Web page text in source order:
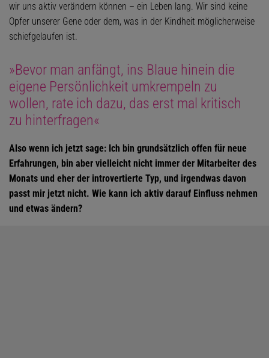
wir uns aktiv verändern können – ein Leben lang. Wir sind keine
Opfer unserer Gene oder dem, was in der Kindheit möglicherweise
schiefgelaufen ist.
»Bevor man anfängt, ins Blaue hinein die
eigene Persönlichkeit umkrempeln zu
wollen, rate ich dazu, das erst mal kritisch
zu hinterfragen«
Also wenn ich jetzt sage: Ich bin grundsätzlich offen für neue
Erfahrungen, bin aber vielleicht nicht immer der Mitarbeiter des
Monats und eher der introvertierte Typ, und irgendwas davon
passt mir jetzt nicht. Wie kann ich aktiv darauf Einfluss nehmen
und etwas ändern?